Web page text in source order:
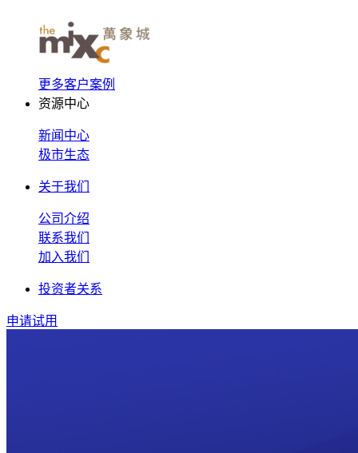
更多客户案例
资源中心
新闻中心
极市生态
关于我们
公司介绍
联系我们
加入我们
投资者关系
申请试用